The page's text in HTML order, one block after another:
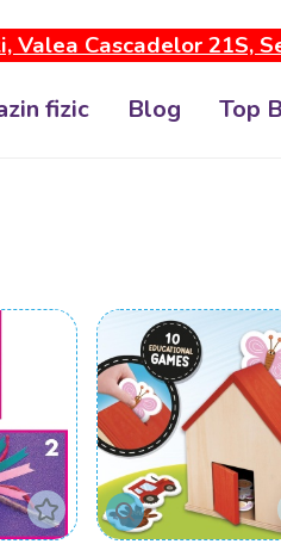
Cascadelor 21S,
fizic Blog Top